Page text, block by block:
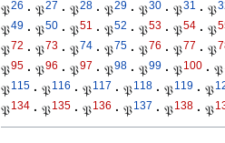
𝔓26 · 𝔓27 · 𝔓28 · 𝔓29 · 𝔓30 · 𝔓31 · 𝔓
𝔓49 · 𝔓50 · 𝔓51 · 𝔓52 · 𝔓53 · 𝔓54 · 𝔓
𝔓72 · 𝔓73 · 𝔓74 · 𝔓75 · 𝔓76 · 𝔓77 · 𝔓
𝔓95 · 𝔓96 · 𝔓97 · 𝔓98 · 𝔓99 · 𝔓100 · 𝔓
𝔓115 · 𝔓116 · 𝔓117 · 𝔓118 · 𝔓119 · 𝔓
𝔓134 · 𝔓135 · 𝔓136 · 𝔓137 · 𝔓138 · 𝔓